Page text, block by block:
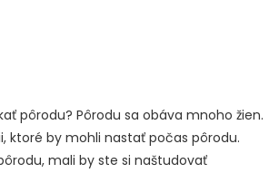
pôrodu? Pôrodu sa obáva mnoho žien.
ktoré by mohli nastať počas pôrodu.
mali by ste si naštudovať